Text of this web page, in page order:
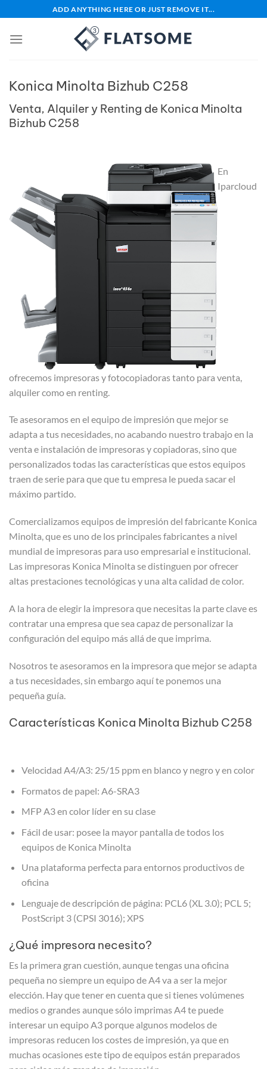
al
contenido
ADD ANYTHING HERE OR JUST REMOVE IT...
Konica Minolta Bizhub C258
Venta, Alquiler y Renting de Konica Minolta
Bizhub C258
En
Iparcloud
ofrecemos impresoras y fotocopiadoras tanto para venta,
alquiler como en renting.
Te asesoramos en el equipo de impresión que mejor se
adapta a tus necesidades, no acabando nuestro trabajo en la
venta e instalación de impresoras y copiadoras, sino que
personalizados todas las características que estos equipos
traen de serie para que que tu empresa le pueda sacar el
máximo partido.
Comercializamos equipos de impresión del fabricante Konica
Minolta, que es uno de los principales fabricantes a nivel
mundial de impresoras para uso empresarial e institucional.
Las impresoras Konica Minolta se distinguen por ofrecer
altas prestaciones tecnológicas y una alta calidad de color.
A la hora de elegir la impresora que necesitas la parte clave es
contratar una empresa que sea capaz de personalizar la
configuración del equipo más allá de que imprima.
Nosotros te asesoramos en la impresora que mejor se adapta
a tus necesidades, sin embargo aquí te ponemos una
pequeña guía.
Características Konica Minolta Bizhub C258
Velocidad A4/A3: 25/15 ppm en blanco y negro y en color
Formatos de papel: A6-SRA3
MFP A3 en color líder en su clase
Fácil de usar: posee la mayor pantalla de todos los
equipos de Konica Minolta
Una plataforma perfecta para entornos productivos de
oficina
Lenguaje de descripción de página: PCL6 (XL 3.0); PCL 5;
PostScript 3 (CPSI 3016); XPS
¿Qué impresora necesito?
Es la primera gran cuestión, aunque tengas una oficina
pequeña no siempre un equipo de A4 va a ser la mejor
elección. Hay que tener en cuenta que si tienes volúmenes
medios o grandes aunque sólo imprimas A4 te puede
interesar un equipo A3 porque algunos modelos de
impresoras reducen los costes de impresión, ya que en
muchas ocasiones este tipo de equipos están preparados